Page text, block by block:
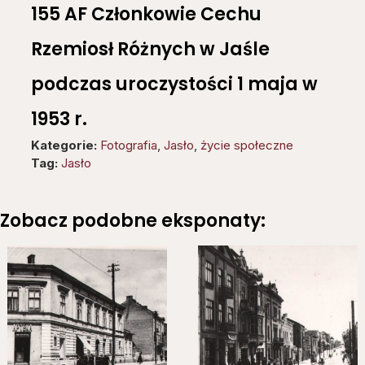
155 AF Członkowie Cechu
Rzemiosł Różnych w Jaśle
podczas uroczystości 1 maja w
1953 r.
Kategorie: Fotografia, Jasło, życie społeczne
Tag: Jasło
Zobacz podobne eksponaty: